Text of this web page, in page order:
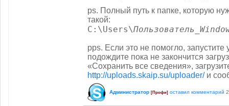
ps. Полный путь к папке, которую
такой:
C:\Users\
pps. Если это не помогло, запустите
подождите пока не закончится
«Сохранить все сведения»,
http://uploads.skaip.su/uploader/и
Администратор [Профи] оставил комментарий